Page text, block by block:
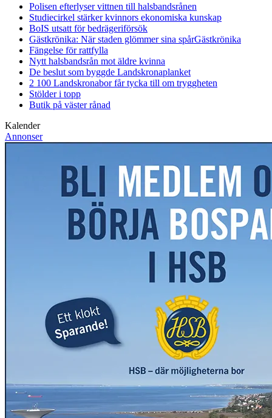
Polisen efterlyser vittnen till halsbandsrånen
Studiecirkel stärker kvinnors ekonomiska kunskap
BoIS utsatt för bedrägeriförsök
Gästkrönika: När staden glömmer sina spårGästkrönika
Fängelse för rattfylla
Nytt halsbandsrån mot äldre kvinna
De beslut som byggde Landskronaplanket
2 100 Landskronabor får tycka till om tryggheten
Stölder i topp
Butik på väster rånad
Kalender
Annonser